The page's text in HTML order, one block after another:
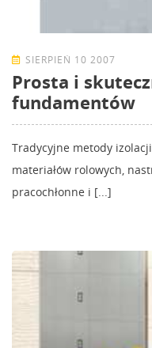
SIERPIEŃ 10 2007
Prosta i
fundamentów
Tradycyjne metody
materiałów rolowych,
pracochłonne i [...]